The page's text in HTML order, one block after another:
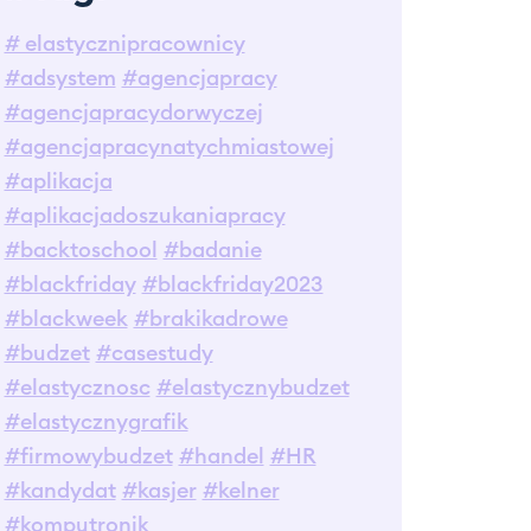
# elastycznipracownicy
#adsystem #agencjapracy
#agencjapracydorwyczej
#agencjapracynatychmiastowej
#aplikacja
#aplikacjadoszukaniapracy
#backtoschool
#badanie
#blackfriday #blackfriday2023
#blackweek #brakikadrowe
#budzet #casestudy
#elastycznosc #elastycznybudzet
#elastycznygrafik
#firmowybudzet #handel #HR
#kandydat #kasjer #kelner
#komputronik